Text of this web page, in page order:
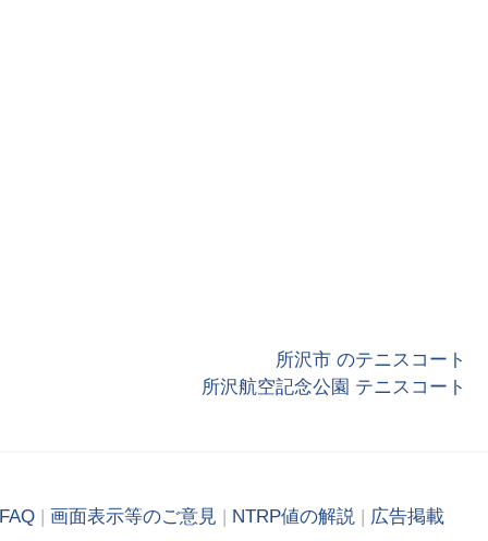
所沢市 のテニスコート
所沢航空記念公園 テニスコート
| 画面表示等のご意見 | NTRP値の解説 | 広告掲載